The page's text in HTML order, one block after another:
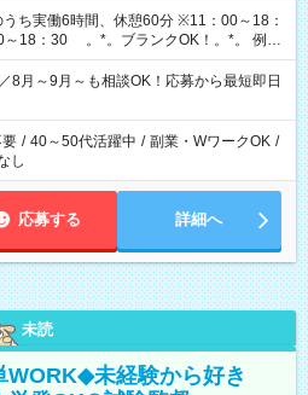
ち実働6時間、休憩60分 ※11：00～18：
クOK！。*。 例え
人/事務/コールセンター/受付/販売/カフェ
/ホテルフロント/化粧品販売/など 様々な
されています♪
8月～9月～も相談OK！応募から最短即日
要 / 40～50代活躍中 / 副業・WワークOK /
し
応募する 詳細へ
未読
WORK◆未経験から好き